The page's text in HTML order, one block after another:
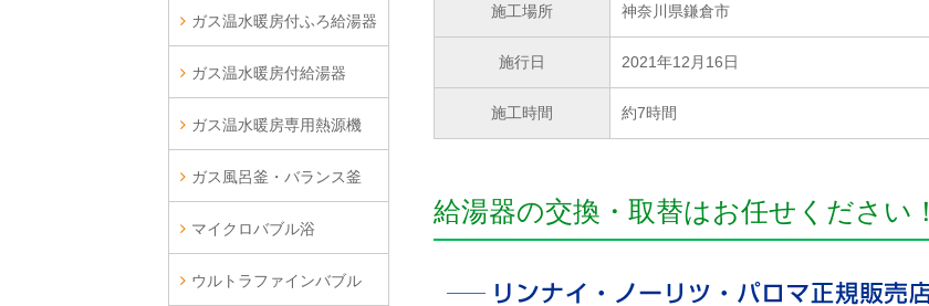
施工場所 神奈川県鎌倉市
施行日 2021年12月16日
施工時間 約7時間
給湯器の交換・取替はお任せください！
ガス温水暖房付ふろ給湯器
ガス温水暖房付給湯器
ガス温水暖房専用熱源機
ガス風呂釜・バランス釜
マイクロバブル浴
ウルトラファインバブル